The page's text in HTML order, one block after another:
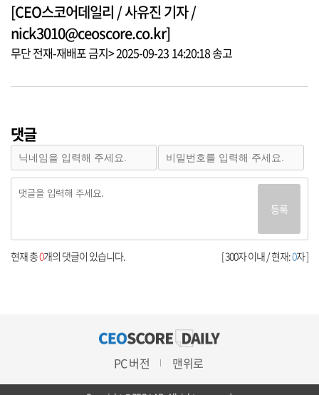
[CEO스코어데일리 / 사유진 기자 /
nick3010@ceoscore.co.kr]
무단 전재-재배포 금지> 2025-09-23 14:20:18 송고
댓글
등록
[ 300자 이내 / 현재:0자 ]
현재 총0개의 댓글이 있습니다.
PC 버전 맨위로